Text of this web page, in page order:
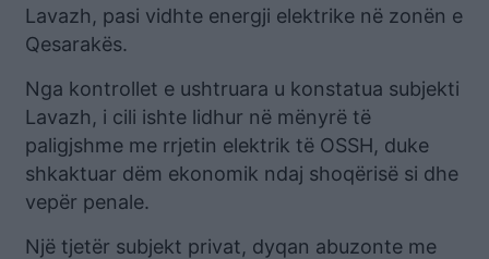
Lavazh, pasi vidhte energji elektrike në zonën e
Qesarakës.
Nga kontrollet e ushtruara u konstatua subjekti
Lavazh, i cili ishte lidhur në mënyrë të
paligjshme me rrjetin elektrik të OSSH, duke
shkaktuar dëm ekonomik ndaj shoqërisë si dhe
vepër penale.
Një tjetër subjekt privat, dyqan abuzonte me